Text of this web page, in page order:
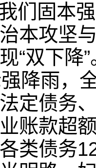
们固本
本攻坚
“双下降
降雨，
定债务
账款超
类债务